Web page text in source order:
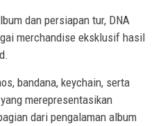
dan persiapan tur, DNA
merchandise eksklusif hasil
bandana, keychain, serta
merepresentasikan
dari pengalaman album